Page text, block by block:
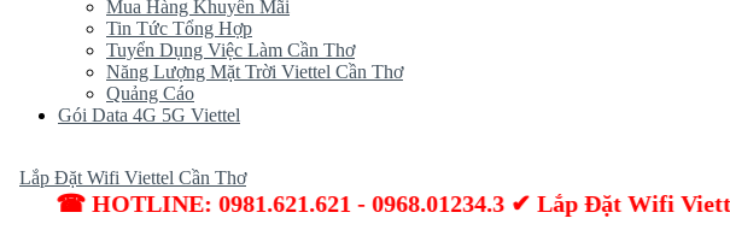
Mua Hàng Khuyến Mãi
Tin Tức Tổng Hợp
Tuyển Dụng Việc Làm Cần Thơ
Năng Lượng Mặt Trời Viettel Cần Thơ
Quảng Cáo
Gói Data 4G 5G Viettel
Lắp Đặt Wifi Viettel Cần Thơ
☎ HOTLINE: 0981.621.621 - 0968.01234.3 ✔ Lắp Đặt Wifi